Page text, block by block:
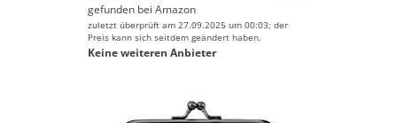
gefunden bei Amazon
zuletzt überprüft am 27.09.2025 um 00:03; der
Preis kann sich seitdem geändert haben.
Keine weiteren Anbieter